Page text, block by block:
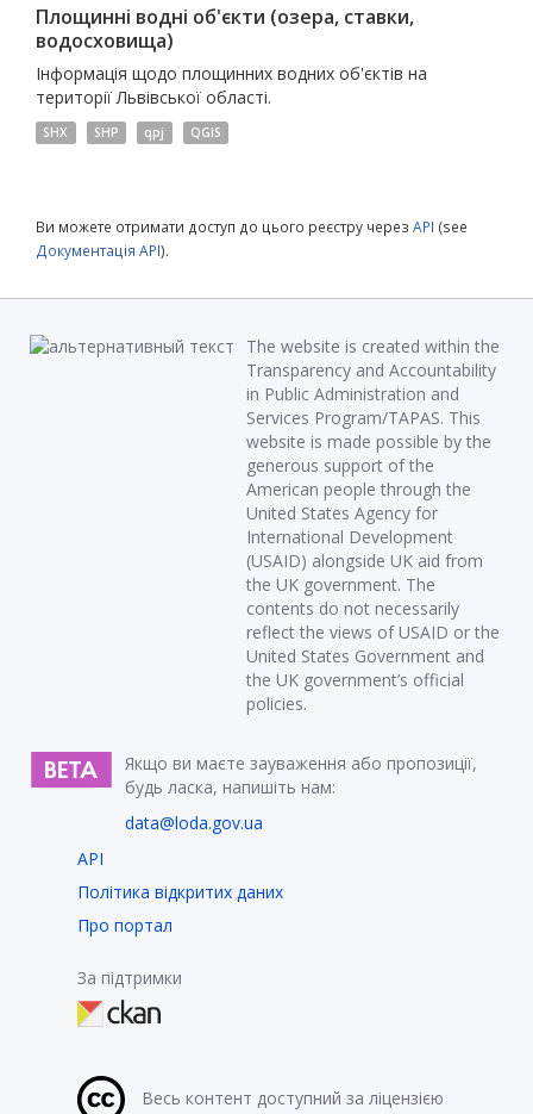
Площинні водні об'єкти (озера, ставки,
водосховища)
Інформація щодо площинних водних об'єктів на
території Львівської області.
SHX SHP qpj QGIS
Ви можете отримати доступ до цього реєстру через API (see
Документація API).
The website is created within the
Transparency and Accountability
in Public Administration and
Services Program/TAPAS. This
website is made possible by the
generous support of the
American people through the
United States Agency for
International Development
(USAID) alongside UK aid from
the UK government. The
contents do not necessarily
reflect the views of USAID or the
United States Government and
the UK government’s official
policies.
Якщо ви маєте зауваження або пропозиції,
будь ласка, напишіть нам:
data@loda.gov.ua
API
Політика відкритих даних
Про портал
За підтримки
Весь контент доступний за ліцензією